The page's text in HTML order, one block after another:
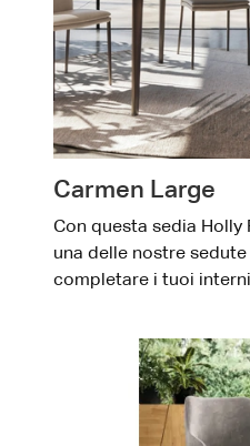
Carmen Large
Con questa sedia Holly
una delle nostre
completare i tuoi